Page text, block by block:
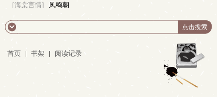
[海棠言情]
凤鸣朝
首页 书架 阅读记录